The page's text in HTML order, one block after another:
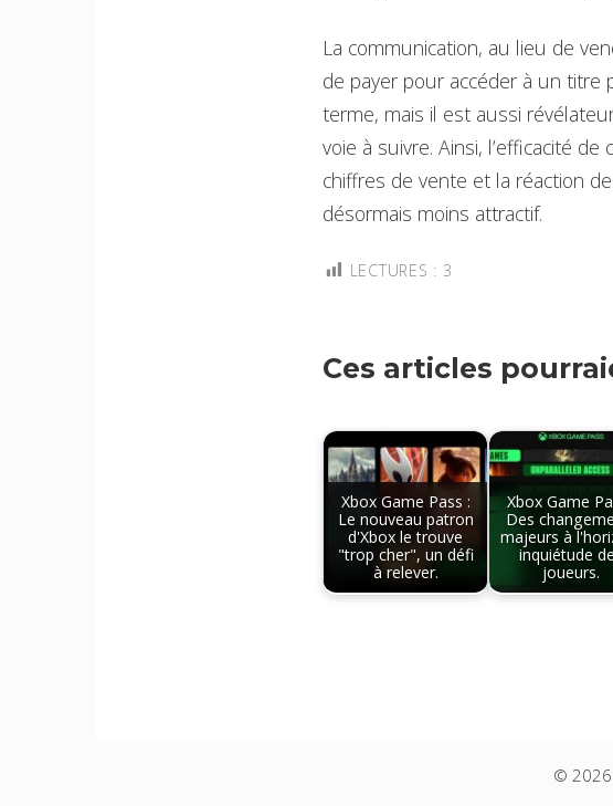
La communication, au lieu de
de payer pour accéder à un titre
terme, mais il est aussi
voie à suivre. Ainsi, l’efficacité
chiffres de vente et la réaction
désormais moins attractif.
LECTURES : 3
Ces articles
Xbox Game Pass :
Le nouveau patron
d'Xbox le trouve
"trop cher", un défi
à relever.
Xbox Game
Des
majeurs à
inquiétude
joueurs.
© 2026